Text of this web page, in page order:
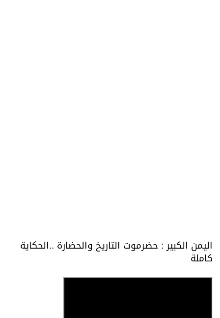
اليمن الكبير : حضرموت التاريخ والحضارة ..الحكاية
كاملة